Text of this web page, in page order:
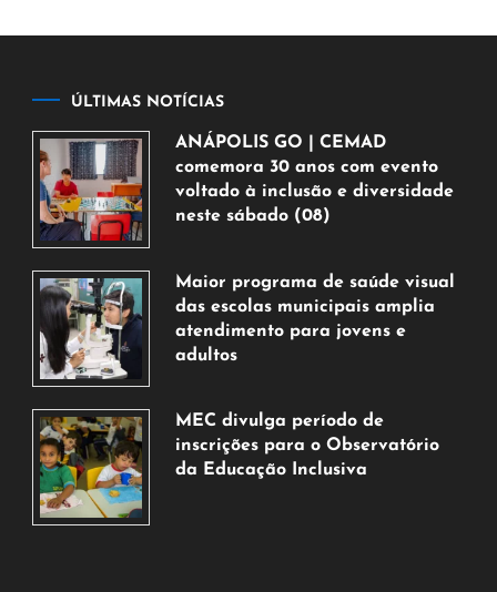
ÚLTIMAS NOTÍCIAS
ANÁPOLIS GO | CEMAD
comemora 30 anos com evento
voltado à inclusão e diversidade
neste sábado (08)
de
agosto
de
2026
Maior programa de saúde visual
das escolas municipais amplia
atendimento para jovens e
adultos
de
agosto
de
MEC divulga período de
inscrições para o Observatório
da Educação Inclusiva